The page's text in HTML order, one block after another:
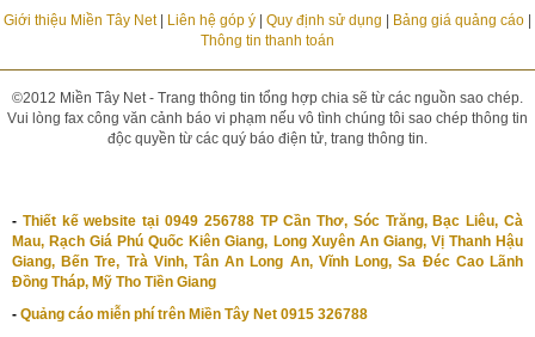
Giới thiệu Miền Tây Net| Liên hệ góp ý| Quy định sử dụng Bảng giá quảng cáo|
Thông tin thanh toán
©2012 Miền Tây Net - Trang thông tin tổng hợp chia sẽ từ các nguồn sao chép.
Vui lòng fax công văn cảnh báo vi phạm nếu vô tình chúng tôi sao chép thông tin
độc quyền từ các quý báo điện tử, trang thông tin.
- Thiết kế website tại 0949 256788 TP Cần Thơ, Sóc Trăng, Bạc Liêu, Cà
Mau, Rạch Giá Phú Quốc Kiên Giang, Long Xuyên An Giang, Vị Thanh Hậu
Giang, Bến Tre, Trà Vinh, Tân An Long An, Vĩnh Long, Sa Đéc Cao Lãnh
Đồng Tháp, Mỹ Tho Tiền Giang
- Quảng cáo miễn phí trên Miền Tây Net 0915 326788